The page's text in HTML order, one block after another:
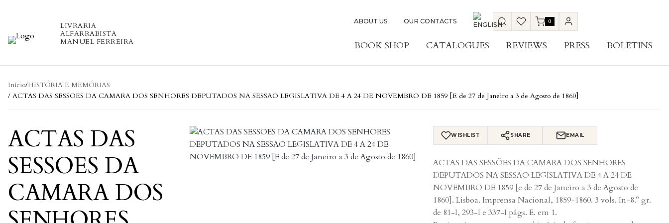
LIVRARIA
ALFARRABISTA
MANUEL FERREIRA
ABOUT US OUR CONTACTS 0
BOOK SHOP CATALOGUES REVIEWS PRESS BOLETINS
Início/HISTÓRIA E MEMÓRIAS
/ ACTAS DAS SESSOES DA CAMARA DOS SENHORES DEPUTADOS NA SESSAO LEGISLATIVA DE 4 A 24 DE NOVEMBRO DE 1859 [E de 27 de Janeiro a 3 de Agosto de 1860]
ACTAS DAS
SESSOES DA
CAMARA DOS
WISHLIST SHARE EMAIL
ACTAS DAS SESSÕES DA CAMARA DOS SENHORES
DEPUTADOS NA SESSÃO LEGISLATIVA DE 4 A 24 DE
NOVEMBRO DE 1859 [e de 27 de Janeiro a 3 de Agosto de
1860]. Lisboa. Imprensa Nacional, 1859-1860. 3 vols. In-8.º gr.
de 81-I, 293-I e 337-I págs. E. em 1.